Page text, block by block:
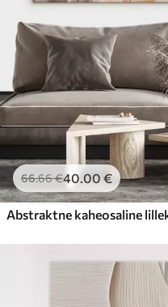
66.66€40.00 €